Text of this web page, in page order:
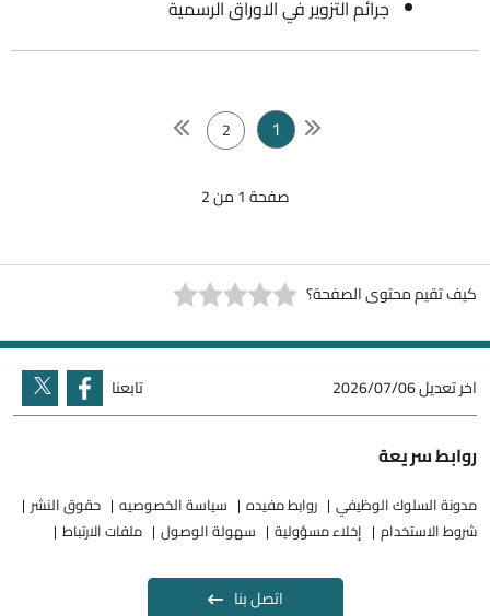
جرائم التزوير في الاوراق الرسمية
1
2
صفحة 1 من 2
كيف تقيم محتوى الصفحة؟
اخر تعديل2026/07/06 تابعنا
روابط سريعة
مدونة السلوك الوظيفي روابط مفيده سياسة الخصوصيه
حقوق النشر
شروط الاستخدام
إخلاء مسؤولية سهولة الوصول ملفات الارتباط
اتصل بنا